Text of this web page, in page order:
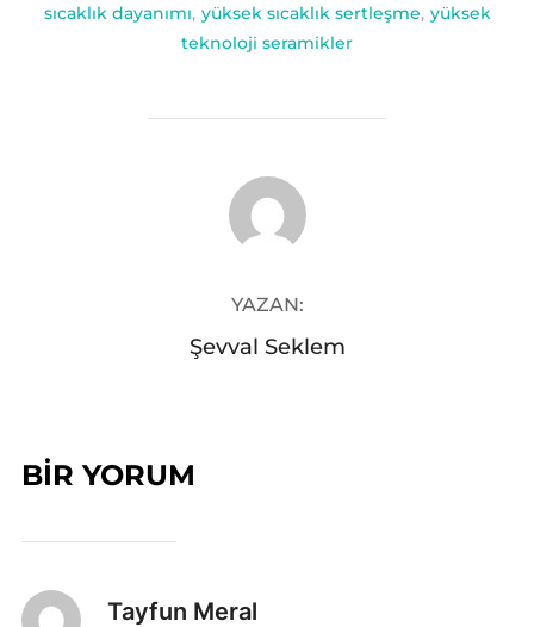
sıcaklık dayanımı, yüksek sıcaklık sertleşme, yüksek
teknoloji seramikler
YAZAR
YAZAN:
Şevval Seklem
BIR YORUM
Tayfun Meral